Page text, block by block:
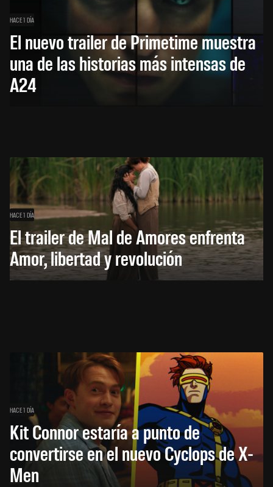
HACE 1 DÍA
El nuevo trailer de Primetime muestra
una de las historias más intensas de
A24
HACE 1 DÍA
El trailer de Mal de Amores enfrenta
Amor, libertad y revolución
HACE 1 DÍA
Kit Connor estaría a punto de
convertirse en el nuevo Cyclops de X-
Men